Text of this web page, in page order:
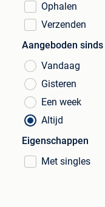
Ophalen
Verzenden
Aangeboden sinds
Vandaag
Gisteren
Een week
Altijd
Eigenschappen
Met singles